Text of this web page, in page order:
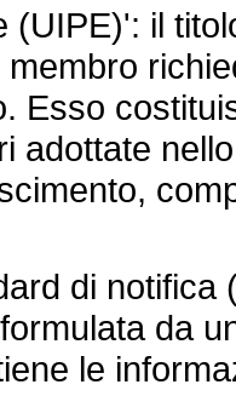
il
Esso
adottate
di notifica
da
le